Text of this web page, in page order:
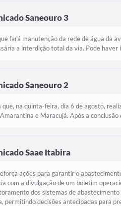
Saneouro 3
fará manutenção da rede de água da
a interdição total da via. Pode
Saneouro 2
que, na quinta-feira, dia 6 de agosto,
e Maracujá. Após a
Saae Itabira
ações para garantir o
com a divulgação de um boletim
dos sistemas de
permitindo decisões antecipadas para